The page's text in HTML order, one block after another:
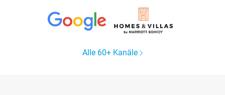
Alle 60+ Kanäle